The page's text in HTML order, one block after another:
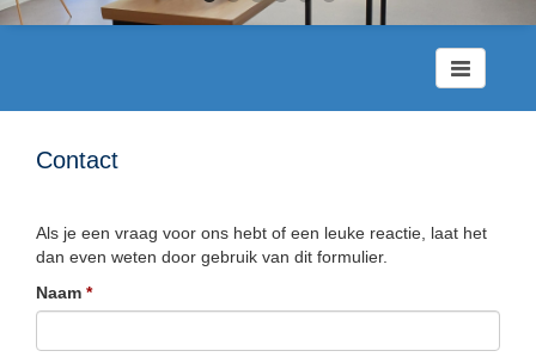
Toggle
navigation
Contact
Als je een vraag voor ons hebt of een leuke reactie, laat het
dan even weten door gebruik van dit formulier.
Naam